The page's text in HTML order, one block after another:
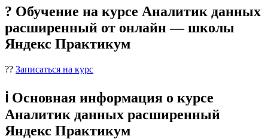
? Обучение на курсе Аналитик данных
расширенный от онлайн — школы
Яндекс Практикум
?? Записаться на курс
ℹ️ Основная информация о курсе
Аналитик данных расширенный
Яндекс Практикум